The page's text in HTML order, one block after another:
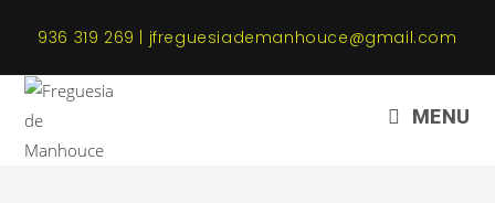
936 319 269 | jfreguesiademanhouce@gmail.com
MENU